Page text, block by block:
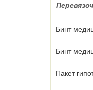
Бинт
Бинт
Пакет